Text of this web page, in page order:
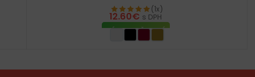
(1x)
12.60€ s DPH
VÝBER MOŽNOSTÍ